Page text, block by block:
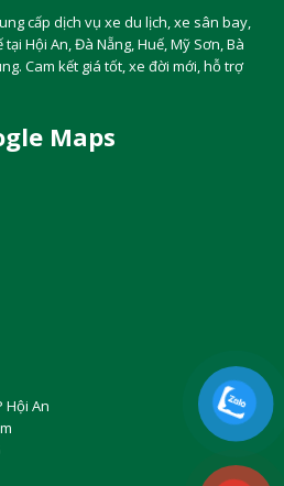
cấp dịch vụ xe du lịch, xe sân bay,
Hội An, Đà Nẵng, Huế, Mỹ Sơn, Bà
Cam kết giá tốt, xe đời mới, hỗ trợ
Maps
Hội An